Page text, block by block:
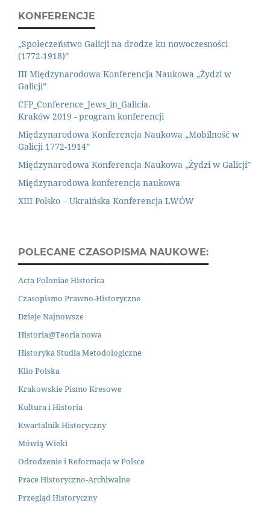
KONFERENCJE
„Społeczeństwo Galicji na drodze ku nowoczesności
(1772-1918)”
III Międzynarodowa Konferencja Naukowa „Żydzi w
Galicji”
CFP_Conference_Jews_in_Galicia.
Kraków 2019 - program konferencji
Międzynarodowa Konferencja Naukowa „Mobilność w
Galicji 1772-1914”
Międzynarodowa Konferencja Naukowa „Żydzi w Galicji”
Międzynarodowa konferencja naukowa
XIII Polsko – Ukraińska Konferencja LWÓW
POLECANE CZASOPISMA NAUKOWE:
Acta Poloniae Historica
Czasopismo Prawno-Historyczne
Dzieje Najnowsze
Historia@Teoria nowa
Historyka Studia Metodologiczne
Klio Polska
Krakowskie Pismo Kresowe
Kultura i Historia
Kwartalnik Historyczny
Mówią Wieki
Odrodzenie i Reformacja w Polsce
Prace Historyczno-Archiwalne
Przegląd Historyczny